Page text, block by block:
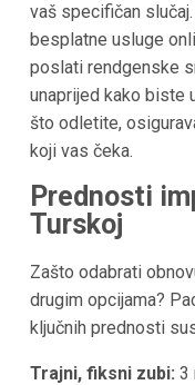
vaš specifičan
besplatne usluge
poslati rendgenske
unaprijed kako biste
što odletite,
koji vas čeka.
Prednosti
Turskoj
Zašto odabrati
drugim opcijama?
ključnih prednosti
Trajni, fiksni zubi: 3